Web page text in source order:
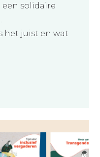
een solidaire
het juist en wat